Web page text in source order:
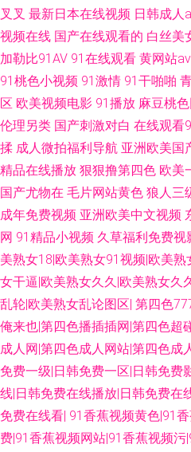
在线 大香蕉在九 不卡十六區 人妻人人
123 无码va 天天天肏 一本道成人在线
字幕 日本3级片网站 美女视频网站 性
熟妇 深夜影院 日本理论影院免费 福利
片网址 wwwcom色色 国产3P福利 欧美
焦尹人网 91官方网页 欧美成人抽插 日
AV 狼人伊人 日本肏屄毛片 国自拍一区
网 在线久草网 午夜剧场性爱一 AV综
妇性交 韩国AV看片网站 在线天堂资源
曰本 久久伊人视频 日本尤物电影二级
叉叉 最新日本在线视频 日韩成人a
视频在线 国产在线观看的 白丝美
加勒比91AV 91在线观看 黄网站
91桃色小视频 91激情 91干啪啪
区 欧美视频电影 91播放 麻豆桃
伦理另类 国产刺激对白 在线观看
揉 成人微拍福利导航 亚洲欧美国
精品在线播放 狠狠撸第四色 欧美
国产尤物在 毛片网站黄色 狼人三
成年免费视频 亚洲欧美中文视频
网 91精品小视频 久草福利免费视
美熟女18|欧美熟女91视频|欧美
女干逼|欧美熟女久久|欧美熟女久
乱轮|欧美熟女乱论图区| 第四色
俺来也|第四色播插插网|第四色超
成人网|第四色成人网站|第四色成
免费一级|日韩免费一区|日韩免费
线|日韩免费在线播放|日韩免费在
免费在线看| 91香蕉视频黄色|91
费|91香蕉视频网站|91香蕉视频